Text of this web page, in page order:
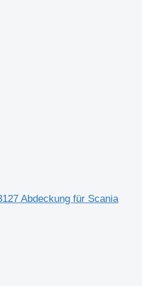
Abdeckung für Scania